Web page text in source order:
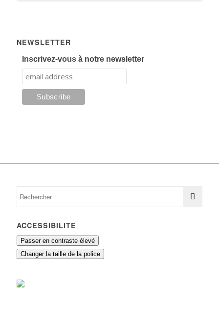
NEWSLETTER
Inscrivez-vous à notre newsletter
ACCESSIBILITÉ
Passer en contraste élevé
Changer la taille de la police